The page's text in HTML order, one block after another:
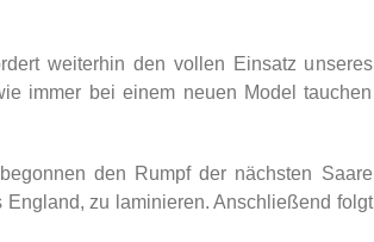
weiterhin den vollen Einsatz unseres
immer bei einem neuen Model tauchen
den Rumpf der nächsten Saare
zu laminieren. Anschließend folgt